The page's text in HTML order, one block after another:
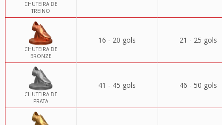
CHUTEIRA DE
TREINO
CHUTEIRA DE
BRONZE
16 - 20 gols 21 - 25 gols
CHUTEIRA DE
PRATA
41 - 45 gols 46 - 50 gols